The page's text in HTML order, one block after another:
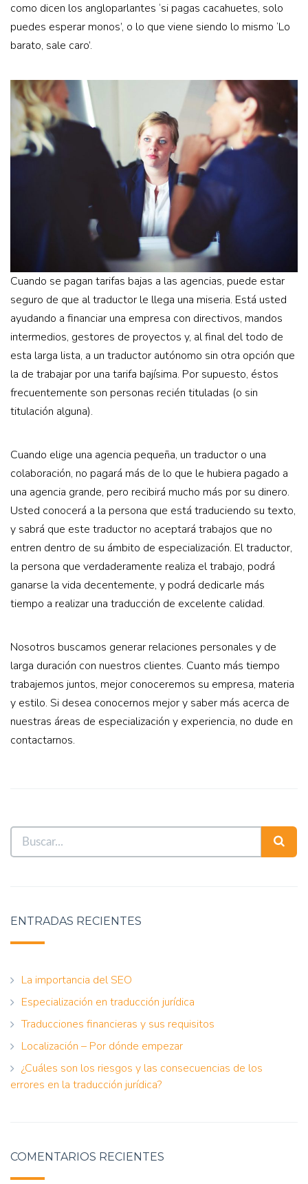
como dicen los angloparlantes ‘si pagas cacahuetes, solo
puedes esperar monos’, o lo que viene siendo lo mismo ‘Lo
barato, sale caro’.
Cuando se pagan tarifas bajas a las agencias, puede estar
seguro de que al traductor le llega una miseria. Está usted
ayudando a financiar una empresa con directivos, mandos
intermedios, gestores de proyectos y, al final del todo de
esta larga lista, a un traductor autónomo sin otra opción que
la de trabajar por una tarifa bajísima. Por supuesto, éstos
frecuentemente son personas recién tituladas (o sin
titulación alguna).
Cuando elige una agencia pequeña, un traductor o una
colaboración, no pagará más de lo que le hubiera pagado a
una agencia grande, pero recibirá mucho más por su dinero.
Usted conocerá a la persona que está traduciendo su texto,
y sabrá que este traductor no aceptará trabajos que no
entren dentro de su ámbito de especialización. El traductor,
la persona que verdaderamente realiza el trabajo, podrá
ganarse la vida decentemente, y podrá dedicarle más
tiempo a realizar una traducción de excelente calidad.
Nosotros buscamos generar relaciones personales y de
larga duración con nuestros clientes. Cuanto más tiempo
trabajemos juntos, mejor conoceremos su empresa, materia
y estilo. Si desea conocernos mejor y saber más acerca de
nuestras áreas de especialización y experiencia, no dude en
contactarnos.
ENTRADAS RECIENTES
La importancia del SEO
Especialización en traducción jurídica
Traducciones financieras y sus requisitos
Localización – Por dónde empezar
¿Cuáles son los riesgos y las consecuencias de los
errores en la traducción jurídica?
COMENTARIOS RECIENTES